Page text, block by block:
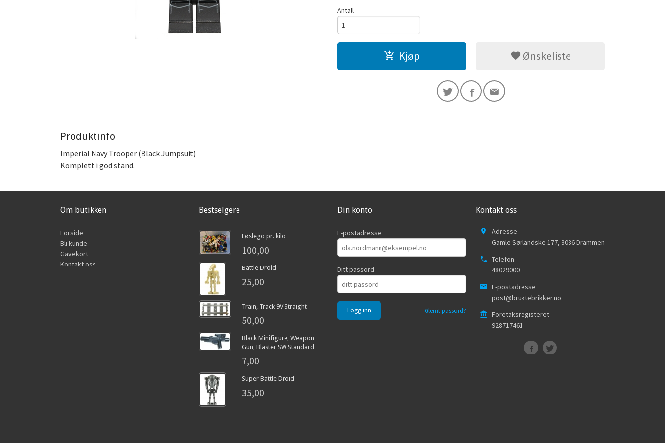
Antall
Kjøp Ønskeliste
Produktinfo
Imperial Navy Trooper (Black Jumpsuit)
Komplett i god stand.
Om butikken
Forside
Bli kunde
Gavekort
Kontakt oss
Bestselgere
Løslego pr. kilo
100,00
Battle Droid
25,00
Train, Track 9V Straight
50,00
Black Minifigure, Weapon
Gun, Blaster SW Standard
7,00
Super Battle Droid
35,00
Din konto
E-postadresse
Ditt passord
Glemt passord?
Kontakt oss
Adresse
Gamle Sørlandske 177, 3036Drammen
Telefon
48029000
E-postadresse
post@bruktebrikker.no
Foretaksregisteret
928717461